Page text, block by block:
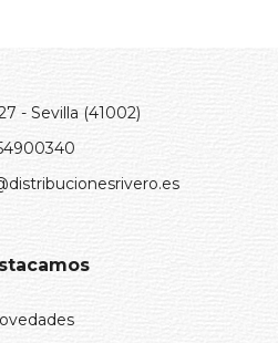
- Sevilla (41002)